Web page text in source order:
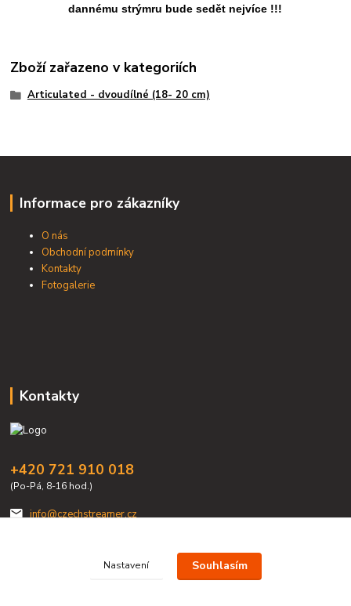
dannému strýmru bude sedět nejvíce !!!
Zboží zařazeno v kategoriích
Articulated - dvoudílné (18- 20 cm)
Informace pro zákazníky
O nás
Obchodní podmínky
Kontakty
Fotogalerie
Kontakty
+420 721 910 018
(Po-Pá, 8-16 hod.)
info@czechstreamer.cz
Nastavení Souhlasím